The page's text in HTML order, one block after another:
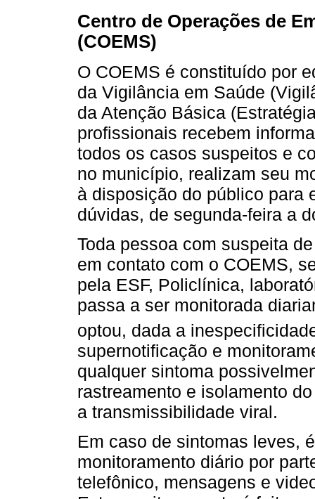
Centro de Operações de
(COEMS)
O COEMS é constituído por
da Vigilância em Saúde
da Atenção Básica
profissionais recebem
todos os casos suspeitos e
no município, realizam seu
à disposição do público para
dúvidas, de segunda-feira a
Toda pessoa com suspeita
em contato com o COEMS,
pela ESF, Policlínica,
passa a ser monitorada
optou, dada a
supernotificação e
qualquer sintoma
rastreamento e isolamento
a transmissibilidade viral.
Em caso de sintomas leves,
monitoramento diário por
telefônico, mensagens e